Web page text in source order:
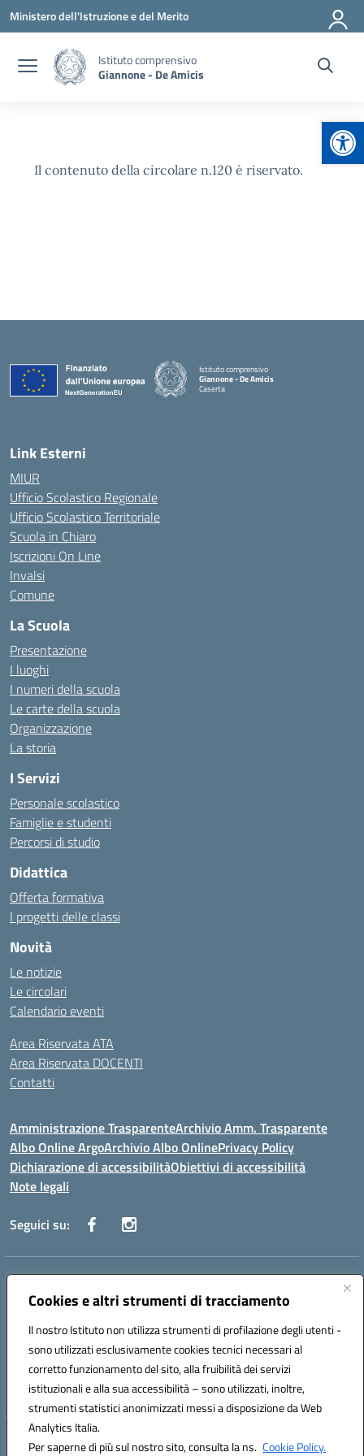
Cookies e altri strumenti di tracciamento
Il nostro Istituto non utilizza strumenti di profilazione degli utenti -
sono utilizzati esclusivamente cookies tecnici necessari al
corretto funzionamento del sito, alla fruibilità dei servizi
istituzionali e alla sua accessibilità – sono utilizzati, inoltre,
strumenti statistici anonimizzati messi a disposizione da Web
Analytics Italia.
Per saperne di più sul nostro sito, consulta la ns. Cookie Policy.
Vai ai contenuti
Vai al menu di navigazione
Vai al footer
Ministero dell'Istruzione e del Merito
Istituto comprensivo
Giannone - De Amicis
Il contenuto della circolare n.120 è riservato.
Istituto comprensivo
Giannone - De Amicis
Caserta
Link Esterni
MIUR
Ufficio Scolastico Regionale
Ufficio Scolastico Territoriale
Scuola in Chiaro
Iscrizioni On Line
Invalsi
Comune
La Scuola
Presentazione
I luoghi
I numeri della scuola
Le carte della scuola
Organizzazione
La storia
I Servizi
Personale scolastico
Famiglie e studenti
Percorsi di studio
Didattica
Offerta formativa
I progetti delle classi
Novità
Le notizie
Le circolari
Calendario eventi
Area Riservata ATA
Area Riservata DOCENTI
Contatti
Amministrazione TrasparenteArchivio Amm. Trasparente
Albo Online ArgoArchivio Albo OnlinePrivacy Policy
Dichiarazione di accessibilitàObiettivi di accessibilità
Note legali
Seguici su:
Indirizzo:
Centralino:0823 742191 Email:CEIC8BC00Q@istruzione.it
Codice fiscale: 93117040613
Codice meccanografico:
CEIC8BC00Q
Codice Indice delle Pubbliche Amministrazioni (IPA): icpgd
Hosting & Powered by 3D Solution S.r.l.